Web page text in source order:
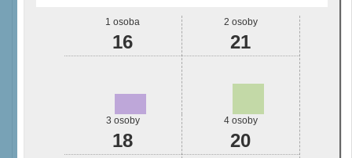
1 osoba
16
2 osoby
21
3 osoby
18
4 osoby
20